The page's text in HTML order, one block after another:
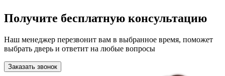
Получите бесплатную консультацию
Наш менеджер перезвонит вам в выбранное время, поможет
выбрать дверь и ответит на любые вопросы
Заказать звонок